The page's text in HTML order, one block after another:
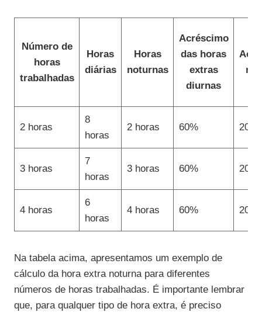
Número de
horas
trabalhadas
Horas
diárias
Horas
noturnas
Acréscimo
das horas
extras
diurnas
2 horas
8
horas
2 horas 60% 20%
3 horas
7
horas
3 horas 60% 20%
4 horas
6
horas
4 horas 60% 20%
Na tabela acima, apresentamos um exemplo de
cálculo da hora extra noturna para diferentes
números de horas trabalhadas. É importante lembrar
que, para qualquer tipo de hora extra, é preciso